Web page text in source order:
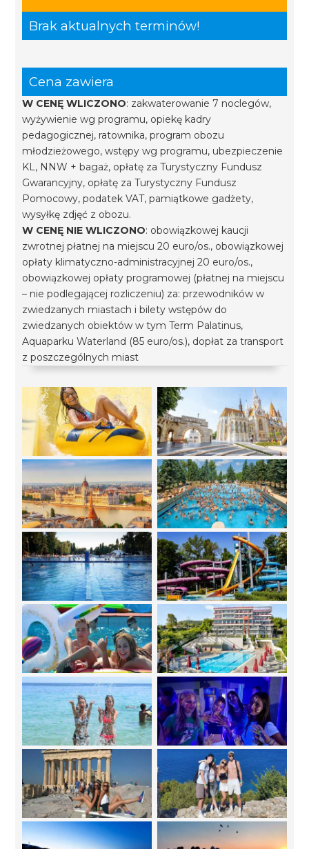
Brak aktualnych terminów!
Cena zawiera
W CENĘ WLICZONO: zakwaterowanie 7 noclegów,
wyżywienie wg programu, opiekę kadry
pedagogicznej, ratownika, program obozu
młodzieżowego, wstępy wg programu, ubezpieczenie
KL, NNW + bagaż, opłatę za Turystyczny Fundusz
Gwarancyjny, opłatę za Turystyczny Fundusz
Pomocowy, podatek VAT, pamiątkowe gadżety,
wysyłkę zdjęć z obozu.
W CENĘ NIE WLICZONO: obowiązkowej kaucji
zwrotnej płatnej na miejscu 20 euro/os., obowiązkowej
opłaty klimatyczno-administracyjnej 20 euro/os.,
obowiązkowej opłaty programowej (płatnej na miejscu
– nie podlegającej rozliczeniu) za: przewodników w
zwiedzanych miastach i bilety wstępów do
zwiedzanych obiektów w tym Term Palatinus,
Aquaparku Waterland (85 euro/os.), dopłat za transport
z poszczególnych miast